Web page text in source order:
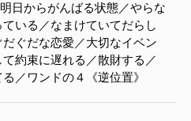
日からがんばる状態／やらな
いる／なまけていてだらし
ぐだな恋愛／大切なイベン
約束に遅れる／散財する／
／ワンドの４《逆位置》